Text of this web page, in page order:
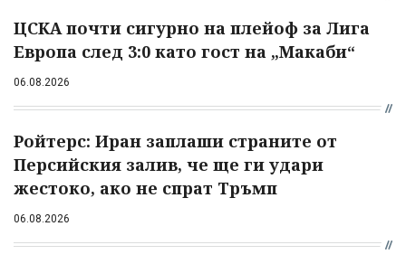
ЦСКА почти сигурно на плейоф за Лига
Европа след 3:0 като гост на „Макаби“
06.08.2026
Ройтерс: Иран заплаши страните от
Персийския залив, че ще ги удари
жестоко, ако не спрат Тръмп
06.08.2026